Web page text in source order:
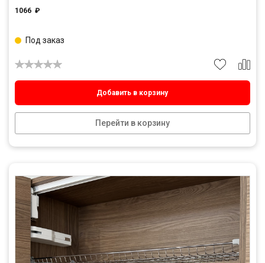
1066 ₽
Добавить в корзину
Перейти в корзину
Под заказ